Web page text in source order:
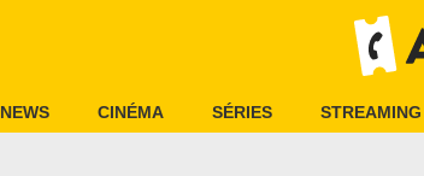
NEWS CINÉMA SÉRIES STREAMING